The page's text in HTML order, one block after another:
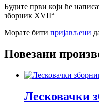
Будите први који ће
зборник XVII“
Морате бити пријављени
Повезани
Лесковачки